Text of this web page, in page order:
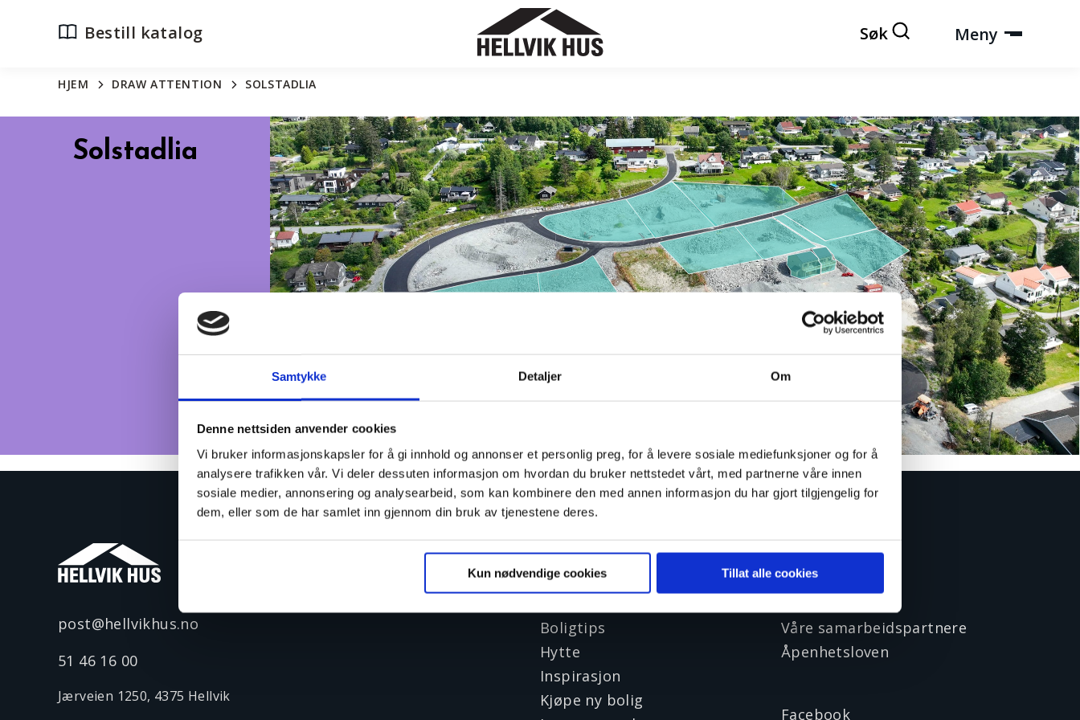
Samtykke Detaljer Om
Denne nettsiden anvender cookies
Vi bruker informasjonskapsler for å gi innhold og annonser et personlig preg, for å levere sosiale mediefunksjoner og for å
analysere trafikken vår. Vi deler dessuten informasjon om hvordan du bruker nettstedet vårt, med partnerne våre innen
sosiale medier, annonsering og analysearbeid, som kan kombinere den med annen informasjon du har gjort tilgjengelig for
dem, eller som de har samlet inn gjennom din bruk av tjenestene deres.
Kun nødvendige cookies Tillat alle cookies
Bestill katalog Søk Meny
HJEM DRAW ATTENTION SOLSTADLIA
Solstadlia
post@hellvikhus.no
51 46 16 00
Jærveien 1250, 4375 Hellvik
Artikler
Boligguider
Boligtips
Hytte
Inspirasjon
Kjøpe ny bolig
Om Hellvik Hus
Vår historie
Våre samarbeidspartnere
Åpenhetsloven
Facebook